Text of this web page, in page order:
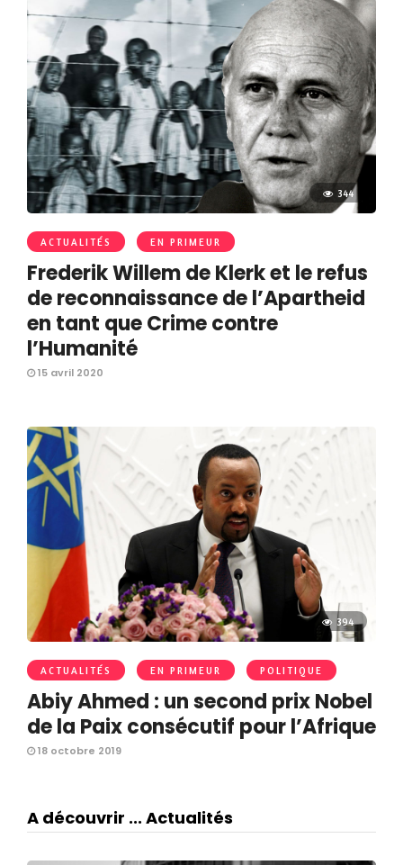
344
ACTUALITÉS EN PRIMEUR
Frederik Willem de Klerk et le refus
de reconnaissance de l’Apartheid
en tant que Crime contre
l’Humanité
15 avril 2020
394
ACTUALITÉS EN PRIMEUR POLITIQUE
Abiy Ahmed : un second prix Nobel
de la Paix consécutif pour l’Afrique
18 octobre 2019
A découvrir ... Actualités